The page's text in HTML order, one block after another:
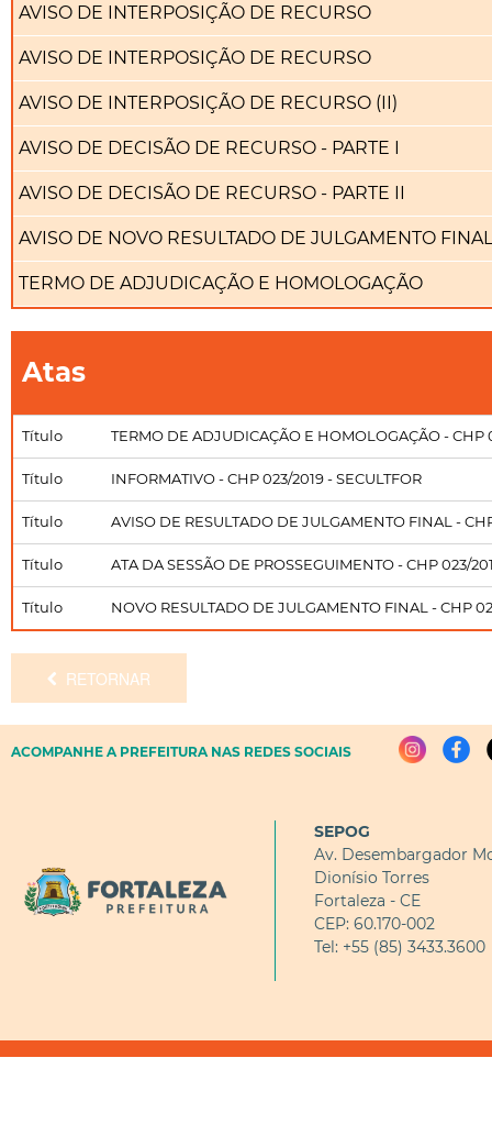
AVISO DE INTERPOSIÇÃO DE RECURSO
AVISO DE INTERPOSIÇÃO DE RECURSO
AVISO DE INTERPOSIÇÃO DE RECURSO (II)
AVISO DE DECISÃO DE RECURSO - PARTE I
AVISO DE DECISÃO DE RECURSO - PARTE II
AVISO DE NOVO RESULTADO DE JULGAMENTO FINAL
TERMO DE ADJUDICAÇÃO E HOMOLOGAÇÃO
Atas
Título TERMO DE ADJUDICAÇÃO E HOMOLOGAÇÃO - CHP
Título INFORMATIVO - CHP 023/2019 - SECULTFOR
Título AVISO DE RESULTADO DE JULGAMENTO FINAL -
Título ATA DA SESSÃO DE PROSSEGUIMENTO - CHP 023/
Título NOVO RESULTADO DE JULGAMENTO FINAL - CHP
RETORNAR
ACOMPANHE A PREFEITURA NAS REDES SOCIAIS
SEPOG
Av. Desembargador
Dionísio Torres
Fortaleza - CE
CEP: 60.170-002
Tel: +55 (85) 3433.3600